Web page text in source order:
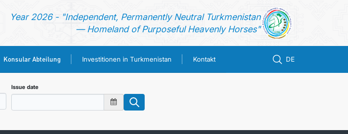
Year 2026 - "Independent, Permanently Neutral Turkmenistan
— Homeland of Purposeful Heavenly Horses"
Konsular Abteilung Investitionen in Turkmenistan Kontakt DE
STARTSEITE
AKTUELLES
Issue date